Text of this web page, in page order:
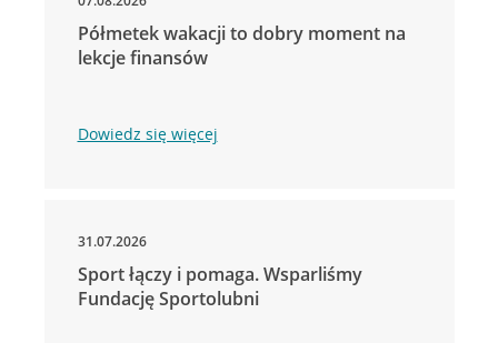
Półmetek wakacji to dobry moment na
lekcje finansów
Dowiedz się więcej
31.07.2026
Sport łączy i pomaga. Wsparliśmy
Fundację Sportolubni